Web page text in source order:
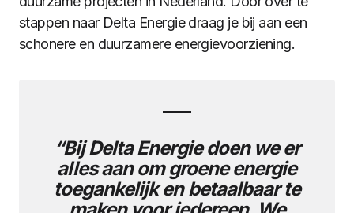
stappen naar Delta Energie draag je bij aan een
schonere en duurzamere energievoorziening.
“Bij Delta Energie doen we er
alles aan om groene energie
toegankelijk en betaalbaar te